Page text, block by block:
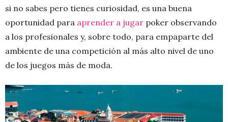
si no sabes pero tienes curiosidad, es una buena
oportunidad para aprender a jugar poker observando
a los profesionales y, sobre todo, para empaparte del
ambiente de una competición al más alto nivel de uno
de los juegos más de moda.